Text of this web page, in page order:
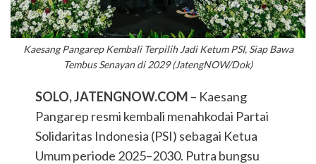
Kaesang Pangarep Kembali Terpilih Jadi Ketum PSI, Siap Bawa
Tembus Senayan di 2029 (JatengNOW/Dok)
SOLO, JATENGNOW.COM – Kaesang
Pangarep resmi kembali menahkodai Partai
Solidaritas Indonesia (PSI) sebagai Ketua
Umum periode 2025–2030. Putra bungsu